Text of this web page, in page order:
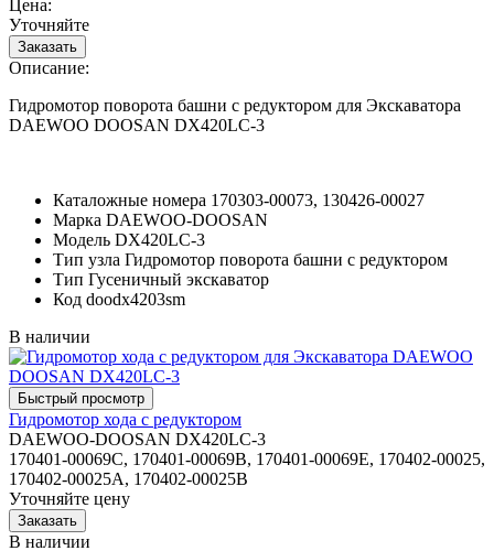
Цена:
Уточняйте
Описание:
Гидромотор поворота башни с редуктором для Экскаватора
DAEWOO DOOSAN DX420LC-3
Каталожные номера 170303-00073, 130426-00027
Марка DAEWOO-DOOSAN
Модель DX420LC-3
Тип узла Гидромотор поворота башни с редуктором
Тип Гусеничный экскаватор
Код doodx4203sm
В наличии
Гидромотор хода с редуктором
DAEWOO-DOOSAN DX420LC-3
170401-00069C, 170401-00069B, 170401-00069E, 170402-00025,
170402-00025A, 170402-00025B
Уточняйте цену
В наличии